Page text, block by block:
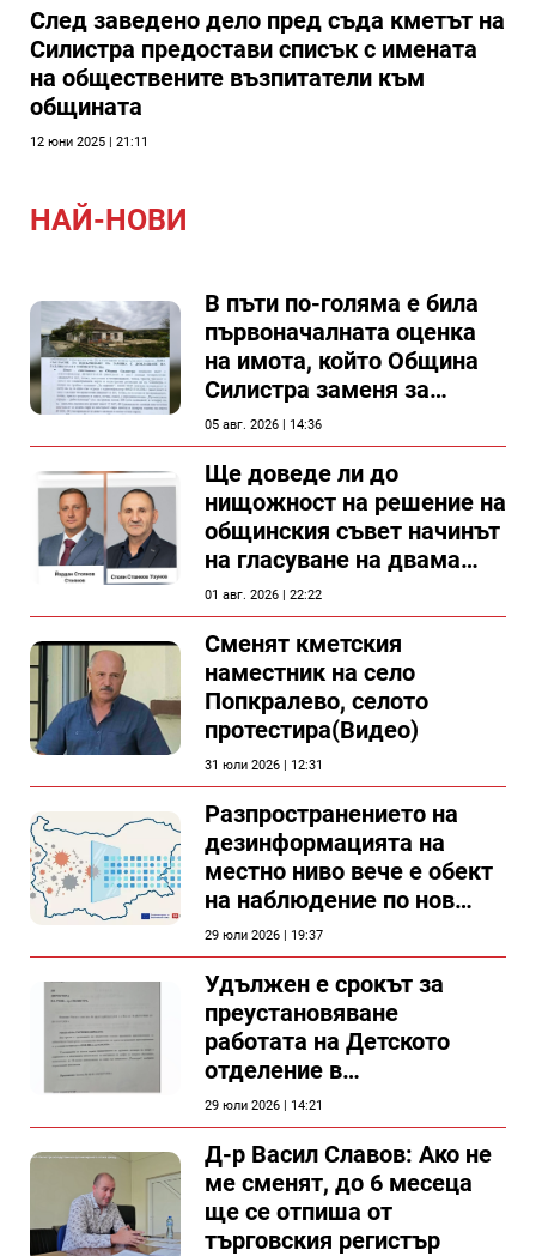
След заведено дело пред съда кметът на
Силистра предостави списък с имената
на обществените възпитатели към
общината
12 юни 2025 | 21:11
НАЙ-НОВИ
В пъти по-голяма е била
първоначалната оценка
на имота, който Община
Силистра заменя за
спирка, показват
документи
05 авг. 2026 | 14:36
Ще доведе ли до
нищожност на решение на
общинския съвет начинът
на гласуване на двама
съветници в Силистра?
01 авг. 2026 | 22:22
Сменят кметския
наместник на село
Попкралево, селото
протестира(Видео)
31 юли 2026 | 12:31
Разпространението на
дезинформацията на
местно ниво вече е обект
на наблюдение по нов
проект
29 юли 2026 | 19:37
Удължен е срокът за
преустановяване
работата на Детското
отделение в
силистренската болница
29 юли 2026 | 14:21
Д-р Васил Славов: Ако не
ме сменят, до 6 месеца
ще се отпиша от
търговския регистър